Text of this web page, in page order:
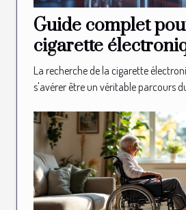
Guide complet
cigarette
La recherche de la cigarette
s'avérer être un véritable parcours